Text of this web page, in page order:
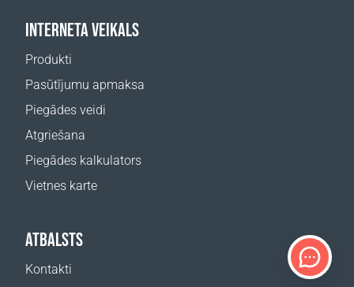
INTERNETA VEIKALS
Produkti
Pasūtījumu apmaksa
Piegādes veidi
Atgriešana
Piegādes kalkulators
Vietnes karte
ATBALSTS
Kontakti